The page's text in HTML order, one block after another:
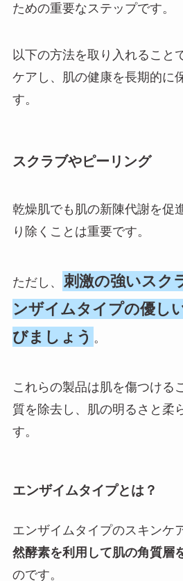
ための重要なステップです。
以下の方法を取り入れること
ケアし、肌の健康を長期的に
す。
スクラブやピーリング
乾燥肌でも肌の新陳代謝を促
り除くことは重要です。
ただし、
刺激の強いスク
ンザイムタイプの優し
びましょう 。
これらの製品は肌を傷つける
質を除去し、肌の明るさと柔
す。
エンザイムタイプとは？
エンザイムタイプのスキンケ
然酵素を利用して肌の角質層
のです。